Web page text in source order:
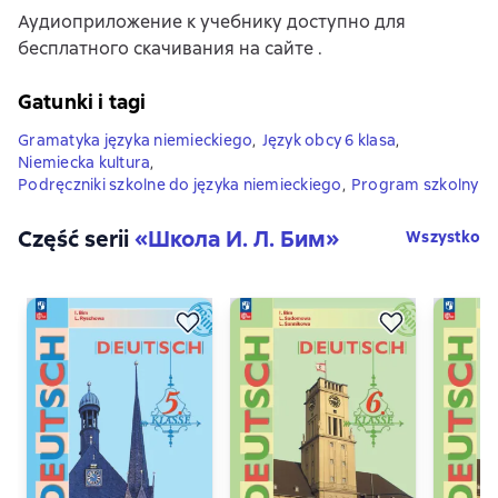
Аудиоприложение к учебнику доступно для
бесплатного скачивания на сайте .
Gatunki i tagi
Gramatyka języka niemieckiego, Język obcy 6 klasa,
Niemiecka kultura,
Podręczniki szkolne do języka niemieckiego, Program szkolny
Część serii«Школа И. Л. Бим» Wszystko